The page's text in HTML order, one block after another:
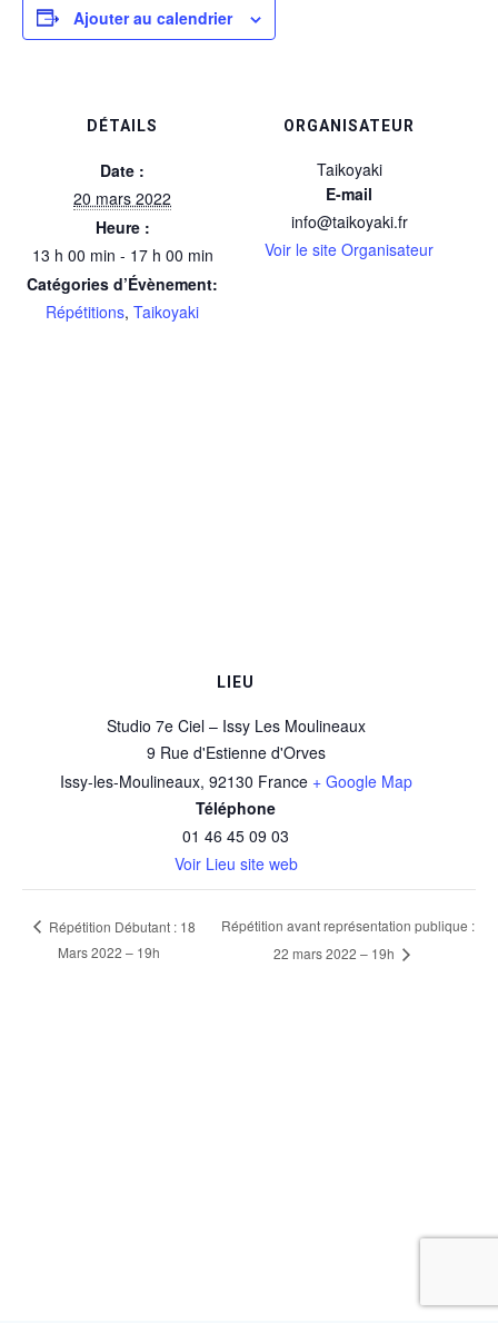
Ajouter au calendrier
DÉTAILS
Date :
20 mars 2022
Heure :
13 h 00 min - 17 h 00 min
Catégories d’Évènement:
Répétitions, Taikoyaki
ORGANISATEUR
Taikoyaki
E-mail
info@taikoyaki.fr
Voir le site Organisateur
LIEU
Studio 7e Ciel – Issy Les Moulineaux
9 Rue d'Estienne d'Orves
Issy-les-Moulineaux, 92130 France + Google Map
Téléphone
01 46 45 09 03
Voir Lieu site web
Répétition Débutant : 18
Mars 2022 – 19h
Répétition avant représentation publique :
22 mars 2022 – 19h